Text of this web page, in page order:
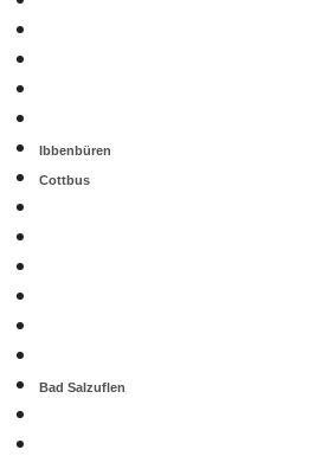
Ibbenbüren
Cottbus
Bad Salzuflen